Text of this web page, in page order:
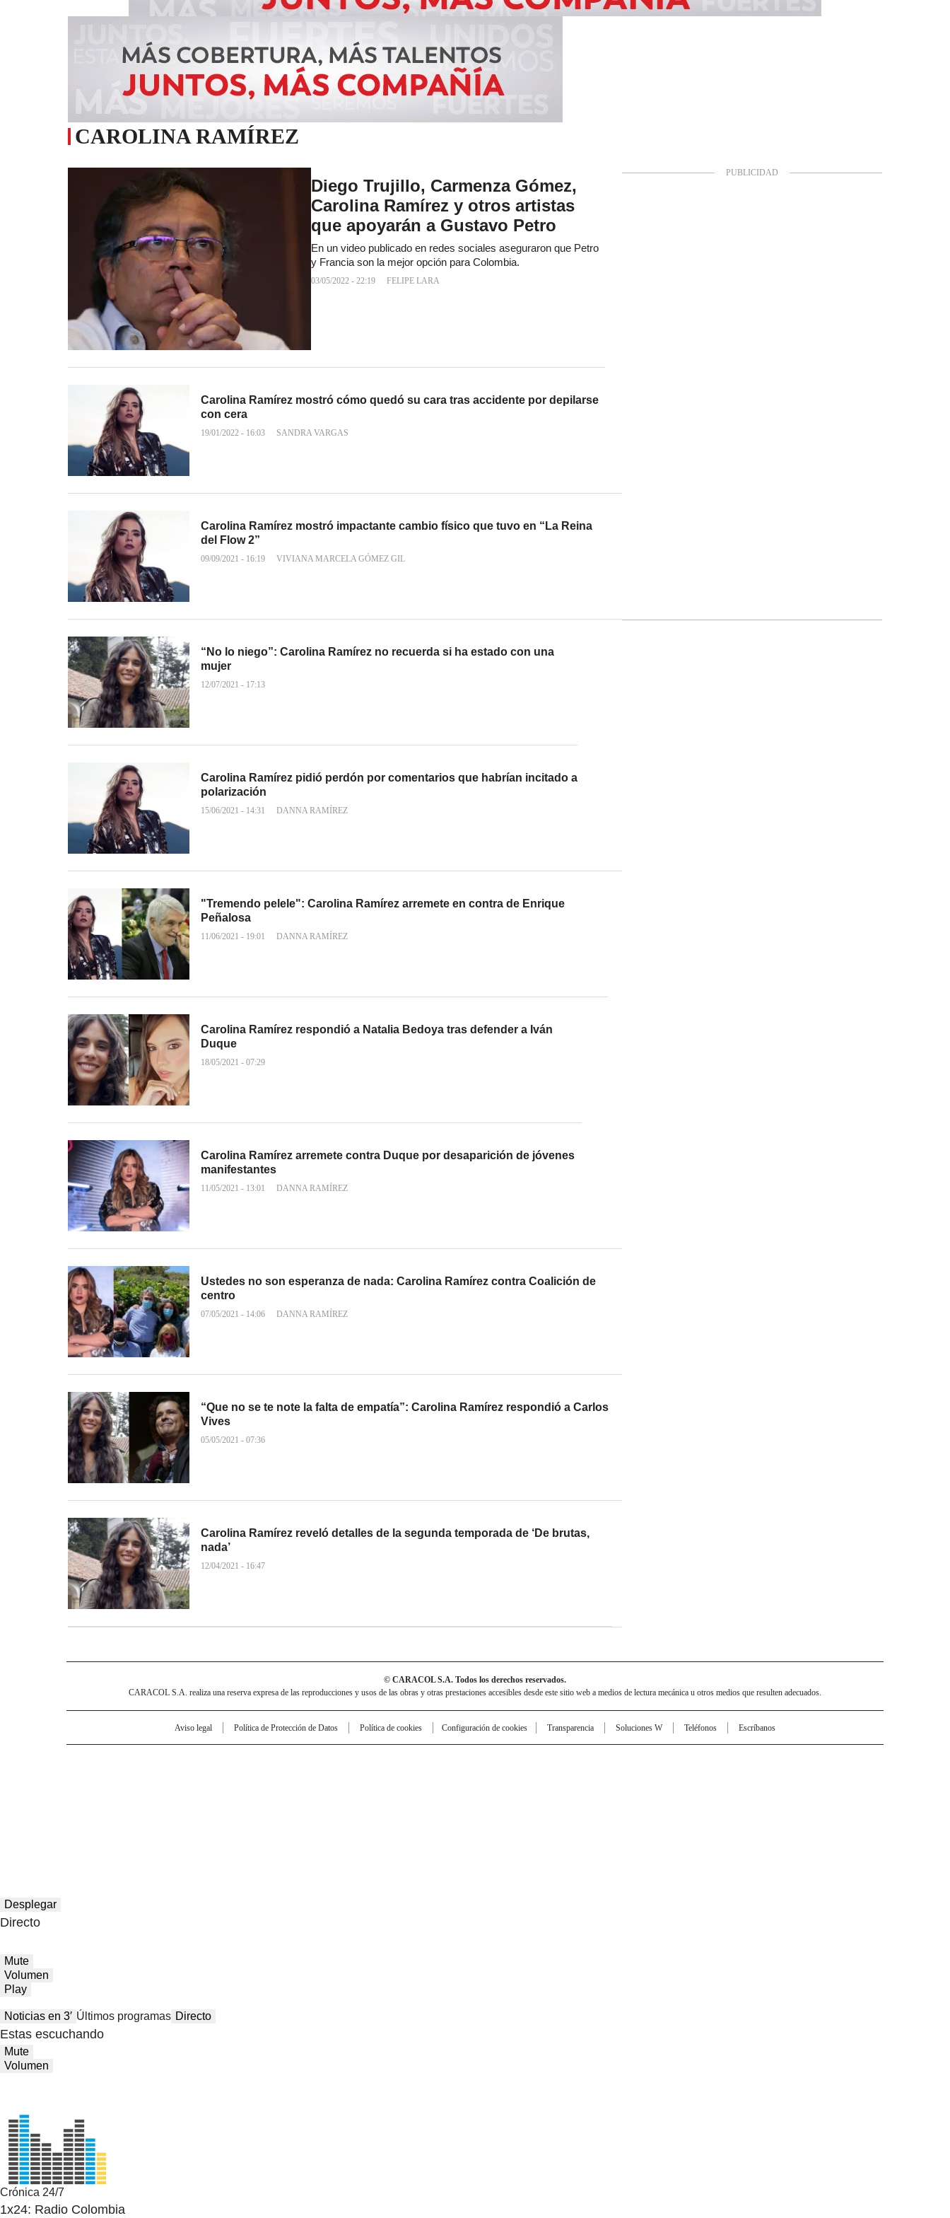
CAROLINA RAMÍREZ
Diego Trujillo, Carmenza Gómez,
Carolina Ramírez y otros artistas
que apoyarán a Gustavo Petro
En un video publicado en redes sociales aseguraron que Petro
y Francia son la mejor opción para Colombia.
03/05/2022 - 22:19 FELIPE LARA
Carolina Ramírez mostró cómo quedó su cara tras accidente por depilarse
con cera
19/01/2022 - 16:03 SANDRA VARGAS
Carolina Ramírez mostró impactante cambio físico que tuvo en “La Reina
del Flow 2”
09/09/2021 - 16:19 VIVIANA MARCELA GÓMEZ GIL
“No lo niego”: Carolina Ramírez no recuerda si ha estado con una
mujer
12/07/2021 - 17:13
Carolina Ramírez pidió perdón por comentarios que habrían incitado a
polarización
15/06/2021 - 14:31 DANNA RAMÍREZ
"Tremendo pelele": Carolina Ramírez arremete en contra de Enrique
Peñalosa
11/06/2021 - 19:01 DANNA RAMÍREZ
Carolina Ramírez respondió a Natalia Bedoya tras defender a Iván
Duque
18/05/2021 - 07:29
Carolina Ramírez arremete contra Duque por desaparición de jóvenes
manifestantes
11/05/2021 - 13:01 DANNA RAMÍREZ
Ustedes no son esperanza de nada: Carolina Ramírez contra Coalición de
centro
07/05/2021 - 14:06 DANNA RAMÍREZ
“Que no se te note la falta de empatía”: Carolina Ramírez respondió a Carlos
Vives
05/05/2021 - 07:36
Carolina Ramírez reveló detalles de la segunda temporada de ‘De brutas,
nada’
12/04/2021 - 16:47
© CARACOL S.A. Todos los derechos reservados.
CARACOL S.A. realiza una reserva expresa de las reproducciones y usos de las obras y otras prestaciones accesibles desde este sitio web a medios de lectura mecánica u otros medios que resulten adecuados.
Aviso legal Política de Protección de Datos Política de cookies Configuración de cookies Transparencia Soluciones W Teléfonos Escríbanos
Desplegar
Directo
Mute
Volumen
Play
Noticias en 3′ Últimos programas Directo
Estas escuchando
Mute
Volumen
Crónica 24/7
1x24: Radio Colombia